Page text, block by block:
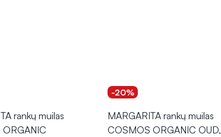
rankų muilas
-20%
MARGARITA rankų muilas
COSMOS ORGANIC OUD,